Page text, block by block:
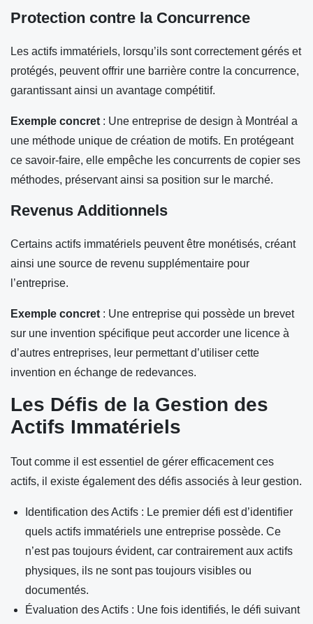
Protection contre la Concurrence
Les actifs immatériels, lorsqu’ils sont correctement gérés et
protégés, peuvent offrir une barrière contre la concurrence,
garantissant ainsi un avantage compétitif.
Exemple concret : Une entreprise de design à Montréal a
une méthode unique de création de motifs. En protégeant
ce savoir-faire, elle empêche les concurrents de copier ses
méthodes, préservant ainsi sa position sur le marché.
Revenus Additionnels
Certains actifs immatériels peuvent être monétisés, créant
ainsi une source de revenu supplémentaire pour
l’entreprise.
Exemple concret : Une entreprise qui possède un brevet
sur une invention spécifique peut accorder une licence à
d’autres entreprises, leur permettant d’utiliser cette
invention en échange de redevances.
Les Défis de la Gestion des
Actifs Immatériels
Tout comme il est essentiel de gérer efficacement ces
actifs, il existe également des défis associés à leur gestion.
Identification des Actifs : Le premier défi est d’identifier
quels actifs immatériels une entreprise possède. Ce
n’est pas toujours évident, car contrairement aux actifs
physiques, ils ne sont pas toujours visibles ou
documentés.
Évaluation des Actifs : Une fois identifiés, le défi suivant